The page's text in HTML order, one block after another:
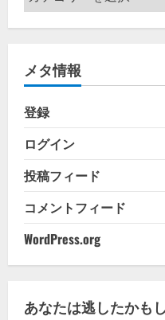
テ
ゴ
ー
メタ情報
登録
ログイン
投稿フィード
コメントフィード
WordPress.org
あなたは逃したかも